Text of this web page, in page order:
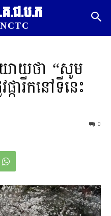
.ជ.ប.ភ
NCTC
ាយថា “សូម
ារីកនៅទីនេះ
0